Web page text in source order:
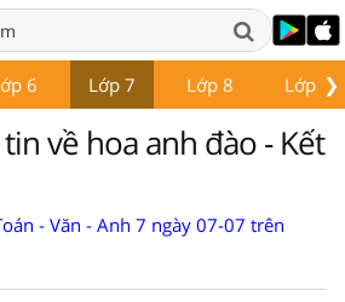
❯
6 Lớp 7 Lớp 8 Lớp 9
về hoa anh đào - Kết
- Văn - Anh 7 ngày 07-07 trên